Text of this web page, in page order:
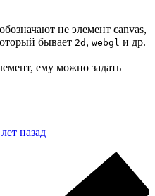
не элемент canvas,
бывает 2d , webgl и др.
ему можно задать
назад